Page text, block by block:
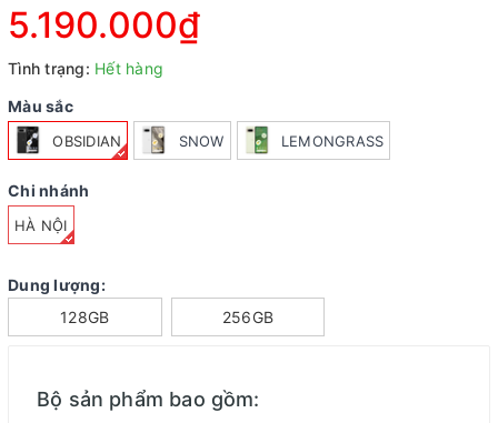
5.190.000₫
Tình trạng: Hết hàng
Màu sắc
OBSIDIAN SNOW LEMONGRASS
Chi nhánh
HÀ NỘI
Dung lượng:
128GB
256GB
Bộ sản phẩm bao gồm: